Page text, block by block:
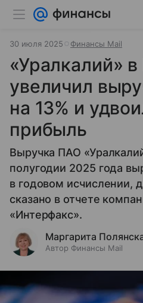
30 июля 2025 Финансы Mail
«Уралкалий»
увеличил
на 13% и
прибыль
Выручка ПАО
полугодии 2025 года
в годовом исчислении,
сказано в отчете
«Интерфакс».
Маргарита
Автор Финансы Mail